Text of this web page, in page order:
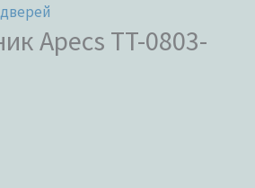
Apecs TT-0803-